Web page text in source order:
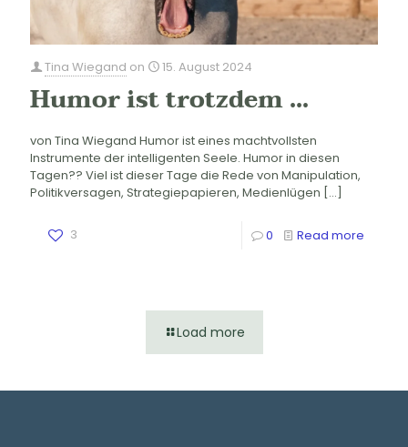
Tina Wiegand on 15. August 2024
Humor ist trotzdem …
von Tina Wiegand Humor ist eines machtvollsten
Instrumente der intelligenten Seele. Humor in diesen
Tagen?? Viel ist dieser Tage die Rede von Manipulation,
Politikversagen, Strategiepapieren, Medienlügen […]
3 0 Read more
Load more